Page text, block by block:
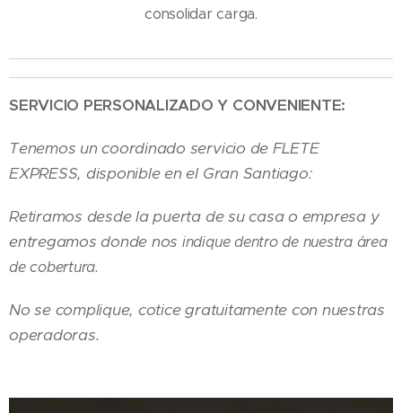
consolidar carga.
SERVICIO PERSONALIZADO Y CONVENIENTE:
Tenemos un coordinado servicio de FLETE
EXPRESS, disponible en el Gran Santiago:
Retiramos desde la puerta de su casa o empresa y
entregamos donde nos indique dentro de nuestra área
de cobertura.
No se complique, cotice gratuitamente con nuestras
operadoras.